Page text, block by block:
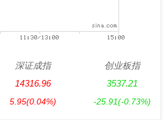
深证成指
14316.96
5.95(0.04%)
创业板指
3537.21
-25.91(-0.73%)